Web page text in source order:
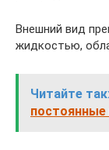
Внешний вид
жидкостью,
Читайте
постоянные